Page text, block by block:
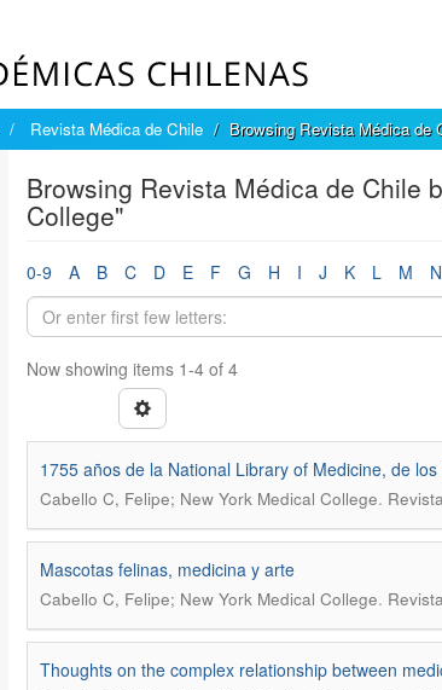
Revista Médica de Chile Browsing Revista Médica de
Browsing Revista Médica de Chile
College"
0-9 A B C D E F G H I J K L M N
Now showing items 1-4 of 4
1755 años de la National Library of Medicine, de
Cabello C, Felipe; New York Medical College.
Mascotas felinas, medicina y arte
Cabello C, Felipe; New York Medical College.
Thoughts on the complex relationship between